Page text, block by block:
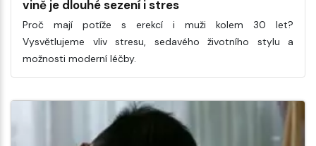
vině je dlouhé sezení i stres
Proč mají potíže s erekcí i muži kolem 30 let?
Vysvětlujeme vliv stresu, sedavého životního stylu a
možnosti moderní léčby.